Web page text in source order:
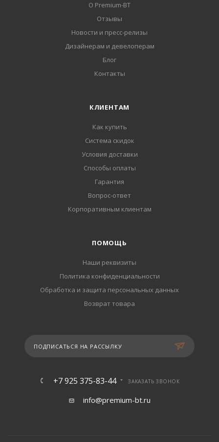
О Premium-BT
Отзывы
Новости и пресс-релизы
Дизайнерам и девелоперам
Блог
Контакты
КЛИЕНТАМ
Как купить
Система скидок
Условия доставки
Способы оплаты
Гарантия
Вопрос-ответ
Корпоративным клиентам
ПОМОЩЬ
Наши реквизиты
Политика конфиденциальности
Обработка и защита персональных данных
Возврат товара
ПОДПИСАТЬСЯ НА РАССЫЛКУ
+7 925 375-83-44 ЗАКАЗАТЬ ЗВОНОК
info@premium-bt.ru